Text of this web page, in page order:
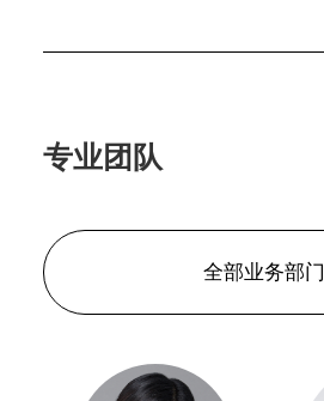
专业团队
全部业务部门